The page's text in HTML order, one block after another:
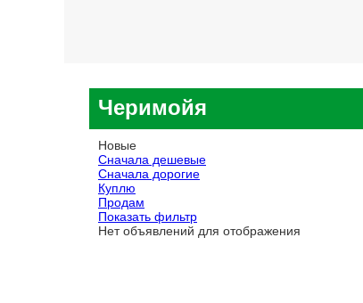
Черимойя
Новые
Сначала дешевые
Сначала дорогие
Куплю
Продам
Показать фильтр
Нет объявлений для отображения